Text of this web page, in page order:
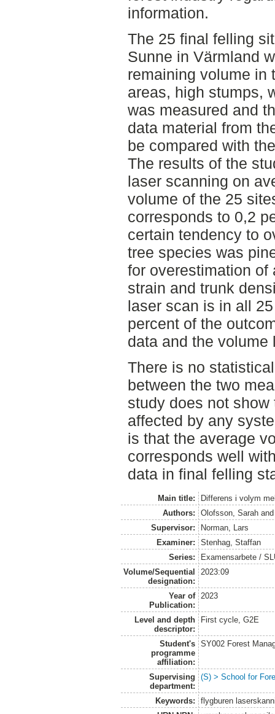
information.
The 25 final felling
Sunne in Värmland
remaining volume in
areas, high stumps,
was measured and
data material from
be compared with
The results of the
laser scanning on
volume of the 25
corresponds to 0,2
certain tendency to
tree species was
for overestimation of
strain and trunk
laser scan is in all
percent of the
data and the volume
There is no
between the two
study does not
affected by any
is that the average
corresponds well
data in final felling
Main title:
Differens i volym
Authors:
Olofsson, Sarah
Supervisor:
Norman, Lars
Examiner:
Stenhag, Staffan
Series:
Examensarbete /
Volume/Sequential
designation:
2023:09
Year of
Publication:
2023
Level and depth
descriptor:
First cycle, G2E
Student's
programme
affiliation:
SY002 Forest
Supervising
department:
(S) > School for
Keywords:
flygburen